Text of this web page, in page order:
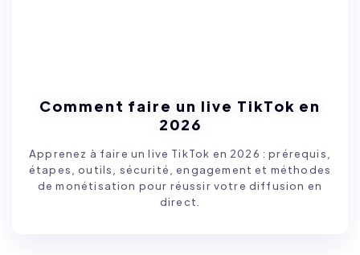
Comment faire un live TikTok en
2026
Apprenez à faire un live TikTok en 2026 : prérequis,
étapes, outils, sécurité, engagement et méthodes
de monétisation pour réussir votre diffusion en
direct.